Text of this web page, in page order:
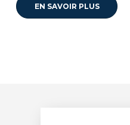
EN SAVOIR PLUS